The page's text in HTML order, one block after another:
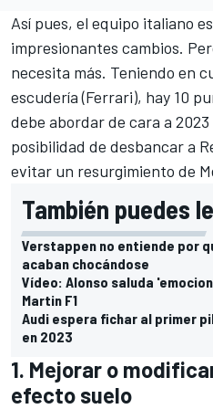
Así pues, el equipo italiano
impresionantes cambios.
necesita más. Teniendo en
escudería (Ferrari), hay 10
debe abordar de cara a
posibilidad de desbancar a
evitar un resurgimiento de
También puedes
Verstappen no entiende por
acaban chocándose
Vídeo: Alonso saluda
Martin F1
Audi espera fichar al primer
en 2023
1. Mejorar o
efecto suelo